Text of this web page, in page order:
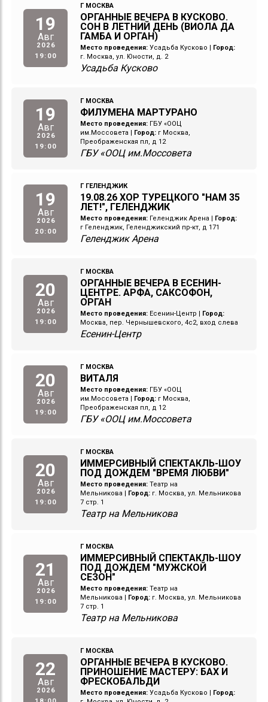
19
Авг
2026
19:00
Г МОСКВА
ОРГАННЫЕ ВЕЧЕРА В КУСКОВО.
СОН В ЛЕТНИЙ ДЕНЬ (ВИОЛА ДА
ГАМБА И ОРГАН)
Место проведения: Усадьба Кусково | Город:
г. Москва, ул. Юности, д. 2
Усадьба Кусково
19
Авг
2026
19:00
Г МОСКВА
ФИЛУМЕНА МАРТУРАНО
Место проведения: ГБУ «ООЦ
им.Моссовета | Город: г Москва,
Преображенская пл, д 12
ГБУ «ООЦ им.Моссовета
19
Авг
2026
20:00
Г ГЕЛЕНДЖИК
19.08.26 ХОР ТУРЕЦКОГО "НАМ 35
ЛЕТ!", ГЕЛЕНДЖИК
Место проведения: Геленджик Арена | Город:
г Геленджик, Геленджикский пр-кт, д 171
Геленджик Арена
20
Авг
2026
19:00
Г МОСКВА
ОРГАННЫЕ ВЕЧЕРА В ЕСЕНИН-
ЦЕНТРЕ. АРФА, САКСОФОН,
ОРГАН
Место проведения: Есенин-Центр | Город:
Москва, пер. Чернышевского, 4с2, вход слева
Есенин-Центр
20
Авг
2026
19:00
Г МОСКВА
ВИТАЛЯ
Место проведения: ГБУ «ООЦ
им.Моссовета | Город: г Москва,
Преображенская пл, д 12
ГБУ «ООЦ им.Моссовета
20
Авг
2026
19:00
Г МОСКВА
ИММЕРСИВНЫЙ СПЕКТАКЛЬ-ШОУ
ПОД ДОЖДЕМ "ВРЕМЯ ЛЮБВИ"
Место проведения: Театр на
Мельникова | Город: г. Москва, ул. Мельникова
7 стр. 1
Театр на Мельникова
21
Авг
2026
19:00
Г МОСКВА
ИММЕРСИВНЫЙ СПЕКТАКЛЬ-ШОУ
ПОД ДОЖДЕМ "МУЖСКОЙ
СЕЗОН"
Место проведения: Театр на
Мельникова | Город: г. Москва, ул. Мельникова
7 стр. 1
Театр на Мельникова
22
Авг
2026
Г МОСКВА
ОРГАННЫЕ ВЕЧЕРА В КУСКОВО.
ПРИНОШЕНИЕ МАСТЕРУ: БАХ И
ФРЕСКОБАЛЬДИ
Место проведения: Усадьба Кусково | Город: